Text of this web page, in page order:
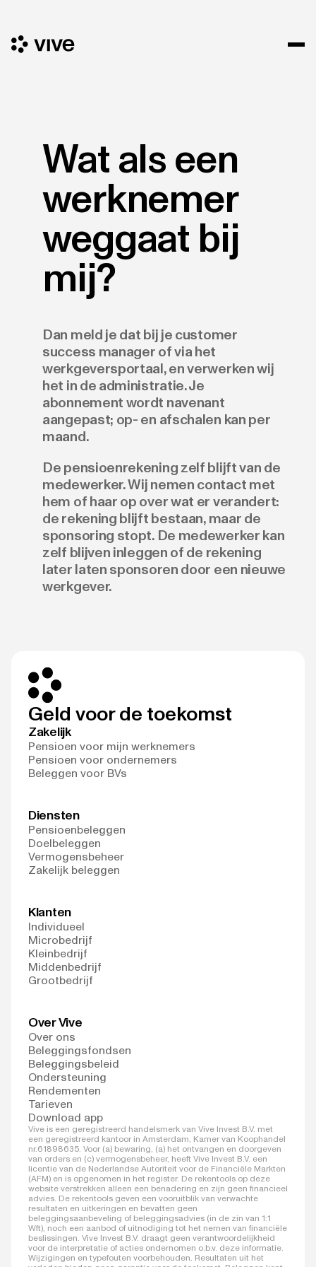
Wat als een
werknemer
weggaat bij
mij?
Dan meld je dat bij je customer
success manager of via het
werkgeversportaal, en verwerken wij
het in de administratie. Je
abonnement wordt navenant
aangepast; op- en afschalen kan per
maand.
De pensioenrekening zelf blijft van de
medewerker. Wij nemen contact met
hem of haar op over wat er verandert:
de rekening blijft bestaan, maar de
sponsoring stopt. De medewerker kan
zelf blijven inleggen of de rekening
later laten sponsoren door een nieuwe
werkgever.
Geld voor de toekomst
Zakelijk
Pensioen voor mijn werknemers
Pensioen voor ondernemers
Beleggen voor BVs
Diensten
Pensioenbeleggen
Doelbeleggen
Vermogensbeheer
Zakelijk beleggen
Klanten
Individueel
Microbedrijf
Kleinbedrijf
Middenbedrijf
Grootbedrijf
Over Vive
Over ons
Beleggingsfondsen
Beleggingsbeleid
Ondersteuning
Rendementen
Tarieven
Download app
Vive is een geregistreerd handelsmerk van Vive Invest B.V. met
een geregistreerd kantoor in Amsterdam, Kamer van Koophandel
nr.61898635. Voor (a) bewaring, (a) het ontvangen en doorgeven
van orders en (c) vermogensbeheer, heeft Vive Invest B.V. een
licentie van de Nederlandse Autoriteit voor de Financiële Markten
(AFM) en is opgenomen in het register. De rekentools op deze
website verstrekken alleen een benadering en zijn geen financieel
advies. De rekentools geven een vooruitblik van verwachte
resultaten en uitkeringen en bevatten geen
beleggingsaanbeveling of beleggingsadvies (in de zin van 1:1
Wft), noch een aanbod of uitnodiging tot het nemen van financiële
beslissingen. Vive Invest B.V. draagt geen verantwoordelijkheid
voor de interpretatie of acties ondernomen o.b.v. deze informatie.
Wijzigingen en typefouten voorbehouden. Resultaten uit het